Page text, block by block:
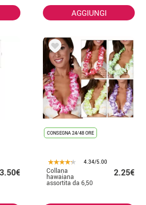
AGGIUNGI
3.50€
CONSEGNA 24/48 ORE
4.34/5.00
Collana
hawaiana
assortita da 6,50
2.25€